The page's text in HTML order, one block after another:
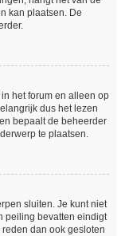
kan plaatsen. De
het forum en alleen op
dus het lezen
bepaalt de beheerder
te plaatsen.
sluiten. Je kunt niet
peiling bevatten eindigt
dan ook gesloten